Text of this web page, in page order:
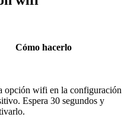
Cómo hacerlo
opción wifi en la configuración
Espera 30 segundos y